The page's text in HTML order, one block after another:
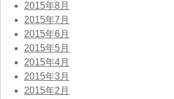
2015年8月
2015年7月
2015年6月
2015年5月
2015年4月
2015年3月
2015年2月